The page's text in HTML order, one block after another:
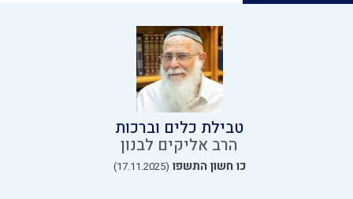
טבילת כלים וברכות
הרב אליקים לבנון
כו חשון התשפו (17.11.2025)